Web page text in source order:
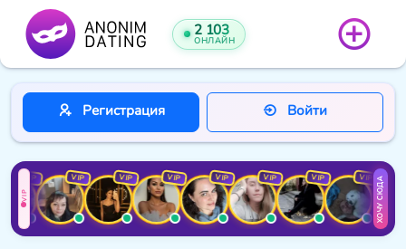
2 103
ОНЛАЙН
Регистрация Войти
VIP
VIP VIP VIP VIP VIP VIP VIP VIP ХОЧУ СЮДА